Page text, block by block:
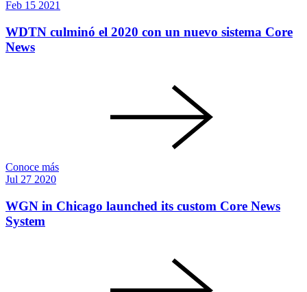
Feb 15 2021
WDTN culminó el 2020 con un nuevo sistema Core
News
Conoce más
Jul 27 2020
WGN in Chicago launched its custom Core News
System